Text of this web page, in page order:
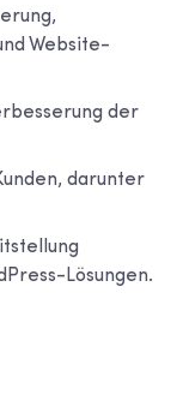
Website-
der
darunter
Lösungen.